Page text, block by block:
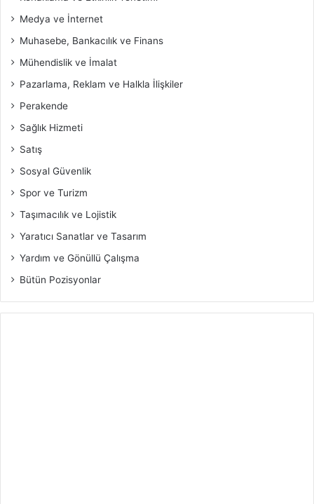
Medya ve İnternet
Muhasebe, Bankacılık ve Finans
Mühendislik ve İmalat
Pazarlama, Reklam ve Halkla İlişkiler
Perakende
Sağlık Hizmeti
Satış
Sosyal Güvenlik
Spor ve Turizm
Taşımacılık ve Lojistik
Yaratıcı Sanatlar ve Tasarım
Yardım ve Gönüllü Çalışma
Bütün Pozisyonlar